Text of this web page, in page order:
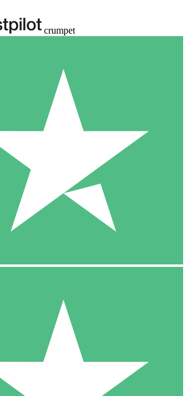
crumpet